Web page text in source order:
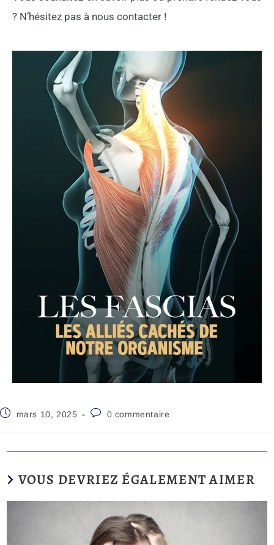
? N’hésitez pas à nous contacter !
mars 10, 2025 0 commentaire
VOUS DEVRIEZ ÉGALEMENT AIMER